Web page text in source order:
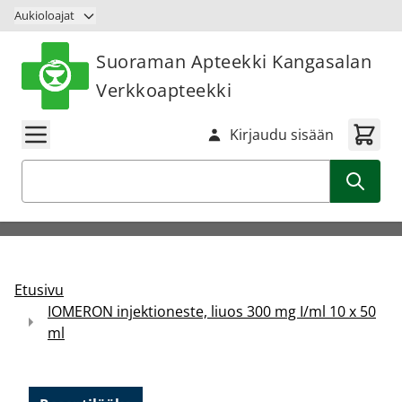
Siirry sisältöön
Aukioloajat
Suoraman Apteekki Kangasalan
Verkkoapteekki
Kirjaudu sisään
Etusivu
IOMERON injektioneste, liuos 300 mg I/ml 10 x 50
ml